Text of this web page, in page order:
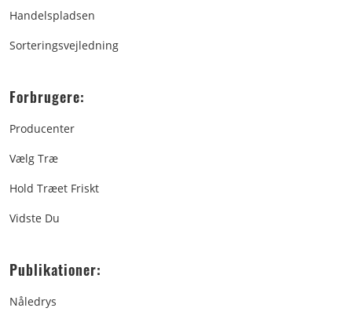
Handelspladsen
Sorteringsvejledning
Forbrugere:
Producenter
Vælg Træ
Hold Træet Friskt
Vidste Du
Publikationer:
Nåledrys